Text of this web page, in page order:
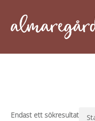
Endast ett sökresultat